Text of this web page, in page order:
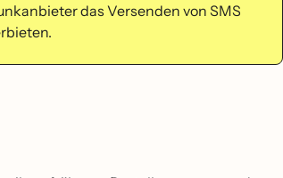
das Versenden von SMS